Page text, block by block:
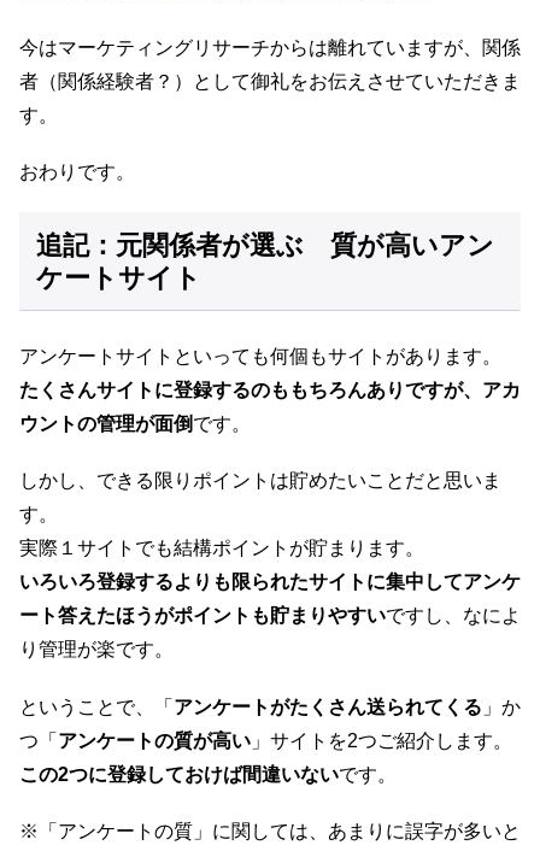
今はマーケティングリサーチからは離れていますが、関係
者（関係経験者？）として御礼をお伝えさせていただきま
す。
おわりです。
追記：元関係者が選ぶ 質が高いアン
ケートサイト
アンケートサイトといっても何個もサイトがあります。
たくさんサイトに登録するのももちろんありですが、アカ
ウントの管理が面倒です。
しかし、できる限りポイントは貯めたいことだと思いま
す。
実際１サイトでも結構ポイントが貯まります。
いろいろ登録するよりも限られたサイトに集中してアンケ
ート答えたほうがポイントも貯まりやすいですし、なによ
り管理が楽です。
ということで、「 アンケートがたくさん送られてくる 」か
つ「 アンケートの質が高い 」サイトを2つご紹介します。
この2つに登録しておけば間違いないです。
※「アンケートの質」に関しては、あまりに誤字が多いと